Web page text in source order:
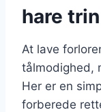
hare
At lave
tålmodighed,
Her er en
forberede